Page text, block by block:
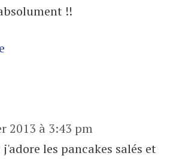
!!
2013 à 3:43 pm
les pancakes salés et